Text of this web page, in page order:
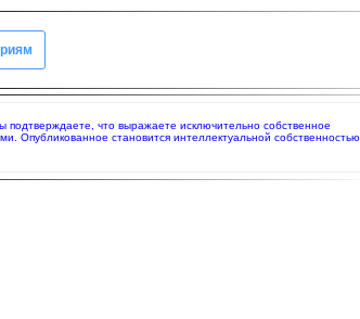
что выражаете исключительно собственное
Опубликованное становится интеллектуальной собственностью